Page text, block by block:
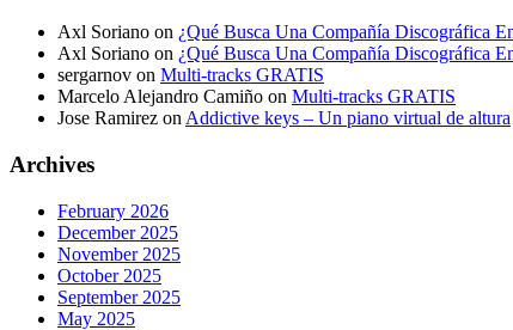
Axl Soriano on ¿Qué Busca Una Compañía Discográfica
Axl Soriano on ¿Qué Busca Una Compañía Discográfica
sergarnov on Multi-tracks GRATIS
Marcelo Alejandro Camiño on Multi-tracks GRATIS
Jose Ramirez on Addictive keys – Un piano virtual de altura
Archives
February 2026
December 2025
November 2025
October 2025
September 2025
May 2025